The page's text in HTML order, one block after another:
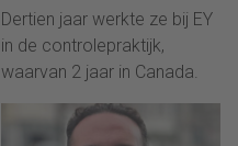
Dertien jaar werkte ze bij EY
in de controlepraktijk,
waarvan 2 jaar in Canada.